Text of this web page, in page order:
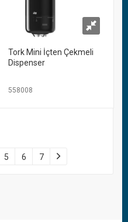
Tork Mini İçten Çekmeli
Dispenser
558008
5 6 7